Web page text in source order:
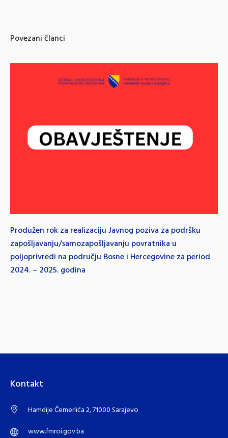
Povezani članci
Produžen rok za realizaciju Javnog poziva za podršku
zapošljavanju/samozapošljavanju povratnika u
poljoprivredi na području Bosne i Hercegovine za period
2024. – 2025. godina
Kontakt
Hamdije Čemerlića 2, 71000 Sarajevo
www.fmroi.gov.ba